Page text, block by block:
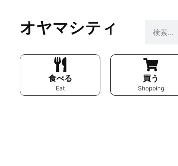
オヤマシティ
食べる
Eat
買う
Shopping